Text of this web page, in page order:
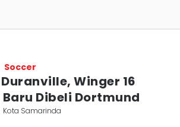
Soccer
Winger 16
Dibeli Dortmund
Kota Samarinda